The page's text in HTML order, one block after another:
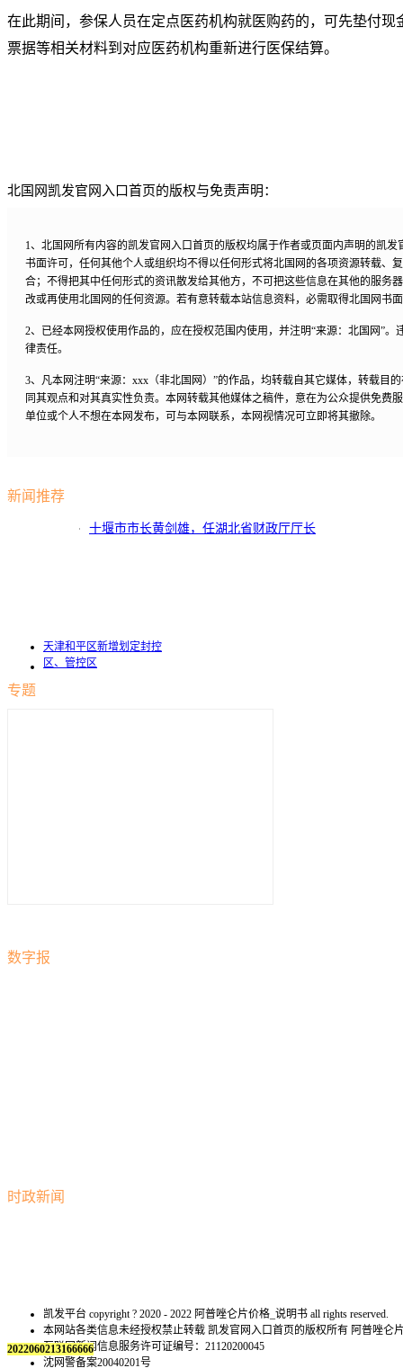
在此期间，参保人员在定点医药机构就医购药的，可先垫付现
票据等相关材料到对应医药机构重新进行医保结算。
北国网凯发官网入口首页的版权与免责声明：
1、北国网所有内容的凯发官网入口首页的版权均属于作者或页面内声明的凯
书面许可，任何其他个人或组织均不得以任何形式将北国网的各项资源转载、
合；不得把其中任何形式的资讯散发给其他方，不可把这些信息在其他的服务
改或再使用北国网的任何资源。若有意转载本站信息资料，必需取得北国网书
2、已经本网授权使用作品的，应在授权范围内使用，并注明“来源：北国网”
律责任。
3、凡本网注明“来源：xxx（非北国网）”的作品，均转载自其它媒体，转载目
同其观点和对其真实性负责。本网转载其他媒体之稿件，意在为公众提供免费
单位或个人不想在本网发布，可与本网联系，本网视情况可立即将其撤除。
新闻推荐
十堰市市长黄剑雄，任湖北省财政厅厅长
天津和平区新增划定封控
区、管控区
专题
数字报
时政新闻
凯发平台 copyright ? 2020 - 2022 阿普唑仑片价格_说明书 all rights reserved.
本网站各类信息未经授权禁止转载 凯发官网入口首页的版权所有 阿普唑
互联网新闻信息服务许可证编号：21120200045
沈网警备案20040201号
2022060213166666